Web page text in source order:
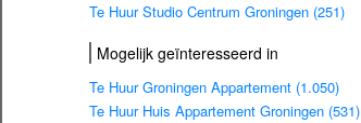
Te Huur Studio Centrum Groningen (251)
Mogelijk geïnteresseerd in
Te Huur Groningen Appartement (1.050)
Te Huur Huis Appartement Groningen (531)